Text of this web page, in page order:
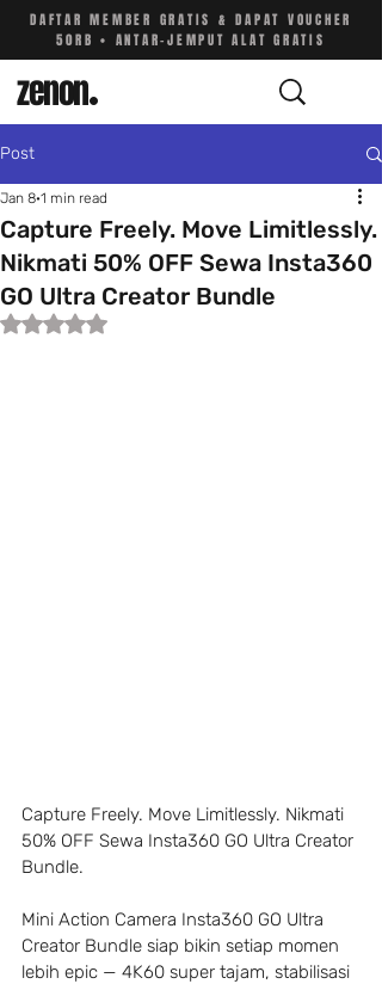
DAFTAR MEMBER GRATIS & DAPAT VOUCHER
50RB • ANTAR-JEMPUT ALAT GRATIS
zenon.
Post
Capture Freely. Move Limitlessly.
Nikmati 50% OFF Sewa Insta360
GO Ultra Creator Bundle
Jan 8 1 min read
Rated NaN out of 5 stars.
Capture Freely. Move Limitlessly. Nikmati
50% OFF Sewa Insta360 GO Ultra Creator
Bundle.
Mini Action Camera Insta360 GO Ultra
Creator Bundle siap bikin setiap momen
lebih epic — 4K60 super tajam, stabilisasi